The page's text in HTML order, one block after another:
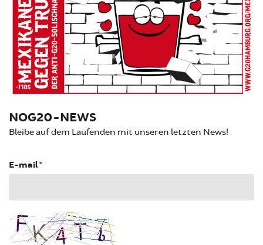
NOG20-NEWS
Bleibe auf dem Laufenden mit unseren letzten News!
E-mail*